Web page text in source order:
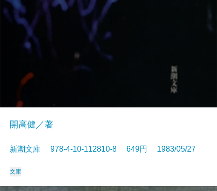
開高健／著
新潮文庫 978-4-10-112810-8 649円 1983/05/27
文庫